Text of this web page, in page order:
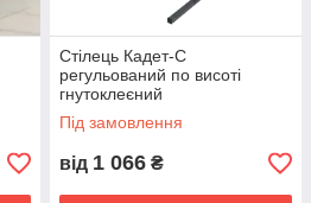
Стілець Кадет-С
регульований по висоті
гнутоклеєний
Під замовлення
від 1 066 ₴